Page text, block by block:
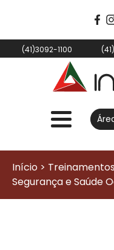
(41)3092-1100
Início >
Segurança e Saúde